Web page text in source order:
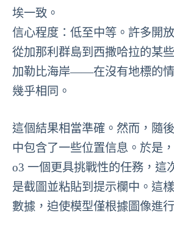
埃一致。
信心程度：低至中等。許多開
從加那利群島到西撒哈拉的某
加勒比海岸——在沒有地標的
幾乎相同。
這個結果相當準確。然而，隨
中包含了一些位置信息。於是
o3 一個更具挑戰性的任務，這
是截圖並粘貼到提示欄中。這
數據，迫使模型僅根據圖像進